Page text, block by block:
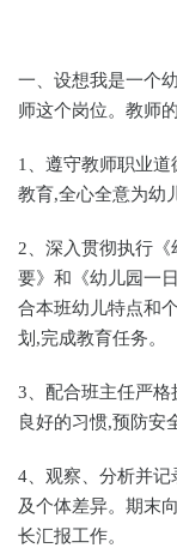
一、设想我是一个
师这个岗位。教师
1、遵守教师职业
教育,全心全意为幼
2、深入贯彻执行
要》和《幼儿园一
合本班幼儿特点和
划,完成教育任务。
3、配合班主任严
良好的习惯,预防安
4、观察、分析并
及个体差异。期末
长汇报工作。